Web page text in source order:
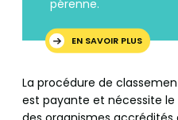
pérenne.
EN SAVOIR PLUS
La procédure de
est payante et nécessite le